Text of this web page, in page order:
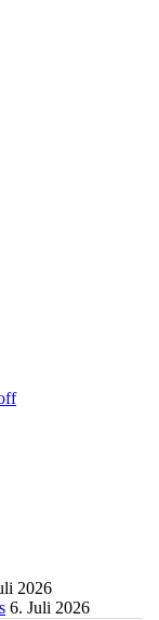
2026
6. Juli 2026